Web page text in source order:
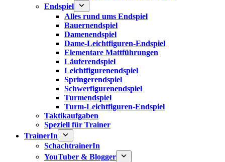
Endspiel
Alles rund ums Endspiel
Bauernendspiel
Damenendspiel
Dame-Leichtfiguren-Endspiel
Elementare Mattführungen
Läuferendspiel
Leichtfigurenendspiel
Springerendspiel
Schwerfigurenendspiel
Turmendspiel
Turm-Leichtfiguren-Endspiel
Taktikaufgaben
Speziell für Trainer
TrainerIn
SchachtrainerIn
YouTuber & Blogger